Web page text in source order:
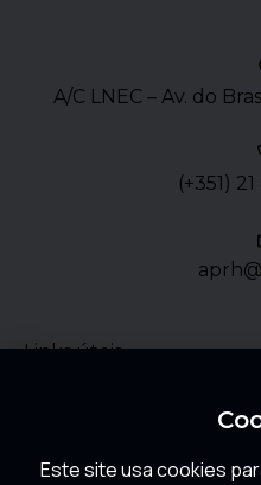
A/C LNEC – Av. do
(+351)
Links úteis
FAQ
Este site usa cookies